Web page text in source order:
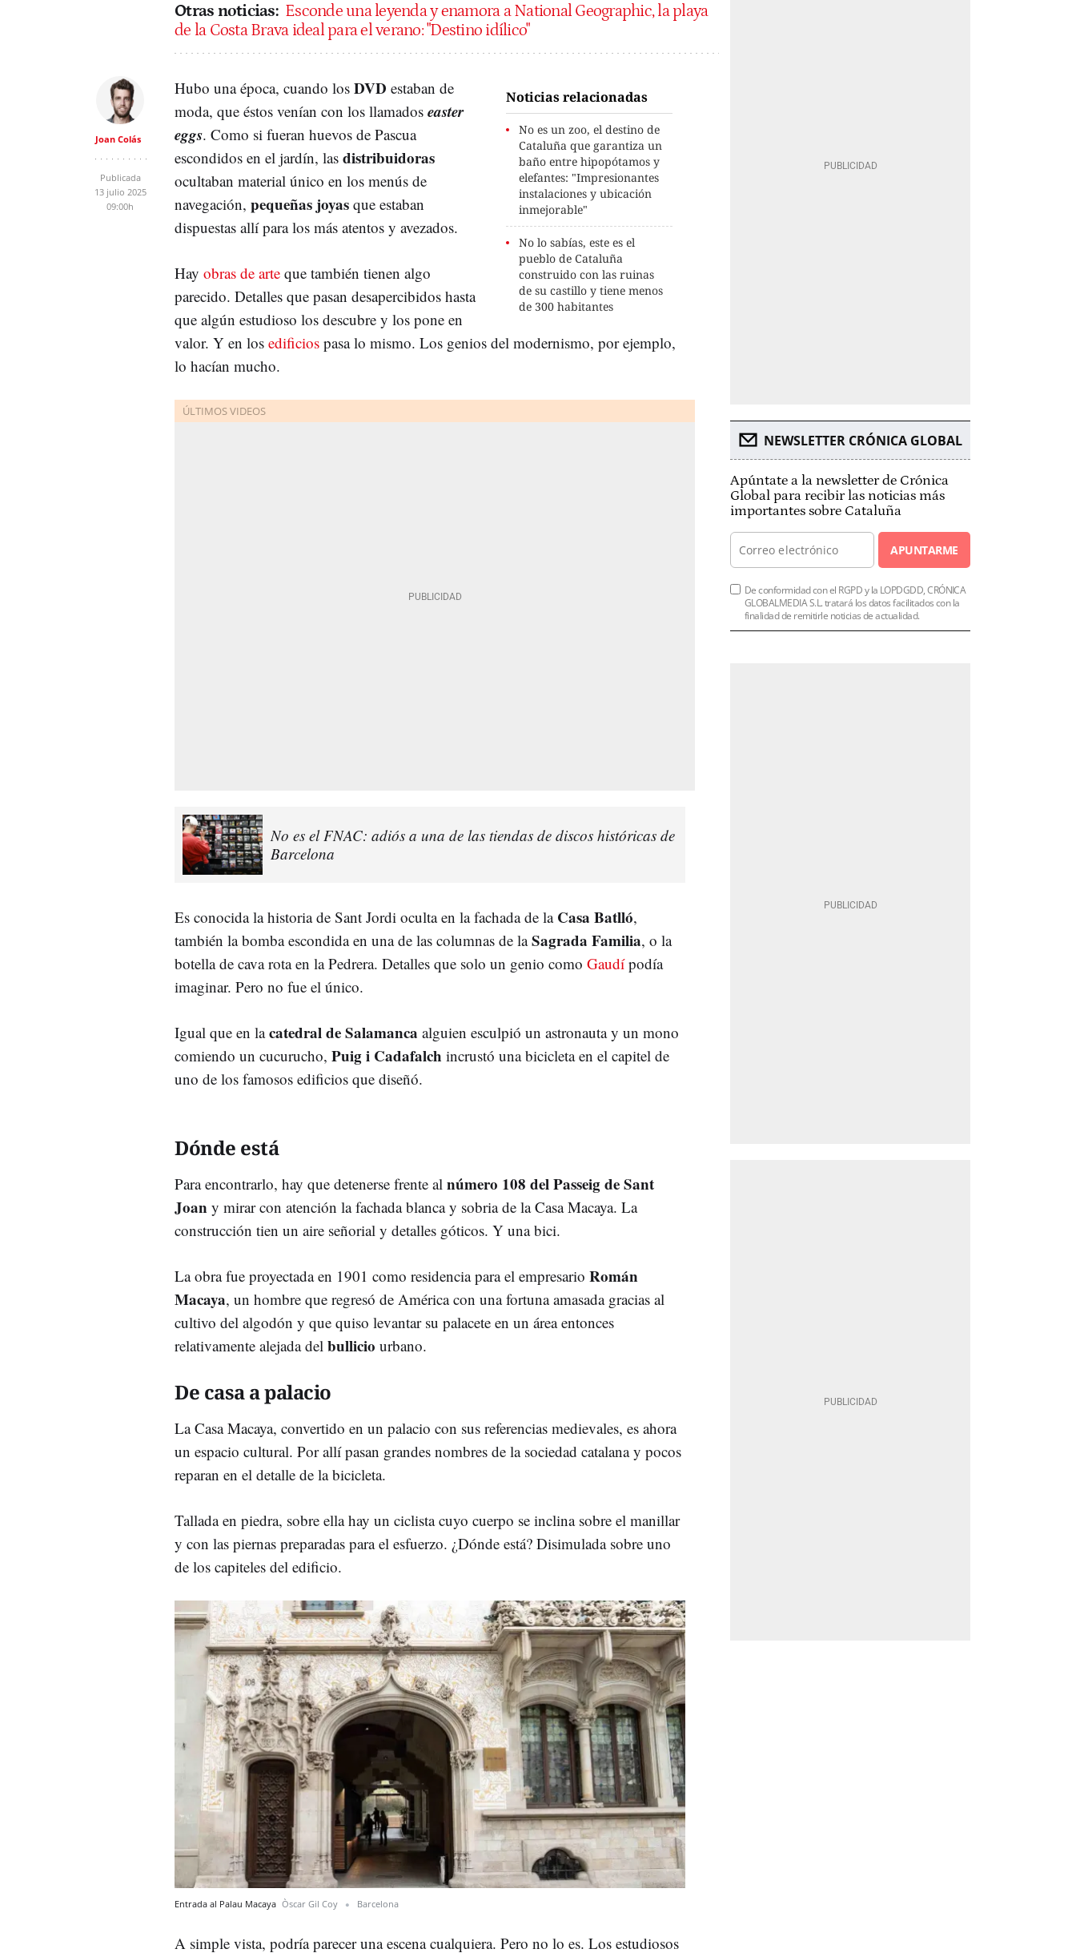
Otras noticias: Esconde una leyenda y enamora a National Geographic, la playa
de la Costa Brava ideal para el verano: "Destino idílico"
Joan Colás
Publicada
13 julio 2025
09:00h
Noticias relacionadas
No es un zoo, el destino de
Cataluña que garantiza un
baño entre hipopótamos y
elefantes: "Impresionantes
instalaciones y ubicación
inmejorable"
No lo sabías, este es el
pueblo de Cataluña
construido con las ruinas
de su castillo y tiene menos
de 300 habitantes
Hubo una época, cuando los DVD estaban de
moda, que éstos venían con los llamados easter
eggs. Como si fueran huevos de Pascua
escondidos en el jardín, las distribuidoras
ocultaban material único en los menús de
navegación, pequeñas joyas que estaban
dispuestas allí para los más atentos y avezados.
Hay obras de arte que también tienen algo
parecido. Detalles que pasan desapercibidos hasta
que algún estudioso los descubre y los pone en
valor. Y en los edificios pasa lo mismo. Los genios del modernismo, por ejemplo,
lo hacían mucho.
No es el FNAC: adiós a una de las tiendas de discos históricas de
Barcelona
Es conocida la historia de Sant Jordi oculta en la fachada de la Casa Batlló,
también la bomba escondida en una de las columnas de laSagrada Familia, o la
botella de cava rota en la Pedrera. Detalles que solo un genio como Gaudípodía
imaginar. Pero no fue el único.
Igual que en lacatedral de Salamanca alguien esculpió un astronauta y un mono
comiendo un cucurucho, Puig i Cadafalch incrustó una bicicleta en el capitel de
uno de los famosos edificios que diseñó.
Dónde está
Para encontrarlo, hay que detenerse frente al número 108 del Passeig de Sant
Joan y mirar con atención la fachada blanca y sobria de la Casa Macaya. La
construcción tien un aire señorial y detalles góticos. Y una bici.
La obra fue proyectada en 1901 como residencia para el empresario Román
Macaya, un hombre que regresó de América con una fortuna amasada gracias al
cultivo del algodón y que quiso levantar su palacete en un área entonces
relativamente alejada del bullicio urbano.
De casa a palacio
La Casa Macaya, convertido en un palacio con sus referencias medievales, es ahora
un espacio cultural. Por allí pasan grandes nombres de la sociedad catalana y pocos
reparan en el detalle de la bicicleta.
Tallada en piedra, sobre ella hay un ciclista cuyo cuerpo se inclina sobre el manillar
y con las piernas preparadas para el esfuerzo. ¿Dónde está? Disimulada sobre uno
de los capiteles del edificio.
Entrada al Palau Macaya Òscar Gil Coy Barcelona
A simple vista, podría parecer una escena cualquiera. Pero no lo es. Los estudiosos
NEWSLETTER CRÓNICA GLOBAL
Apúntate a la newsletter de Crónica
Global para recibir las noticias más
importantes sobre Cataluña
APUNTARME
De conformidad con el RGPD y la LOPDGDD, CRÓNICA
GLOBALMEDIA S.L. tratará los datos facilitados con la
finalidad de remitirle noticias de actualidad.